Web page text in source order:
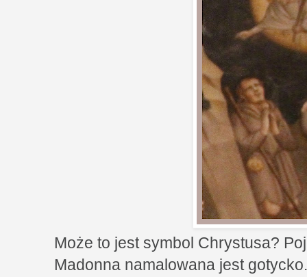
Może to jest symbol Chrystusa?
Madonna namalowana jest